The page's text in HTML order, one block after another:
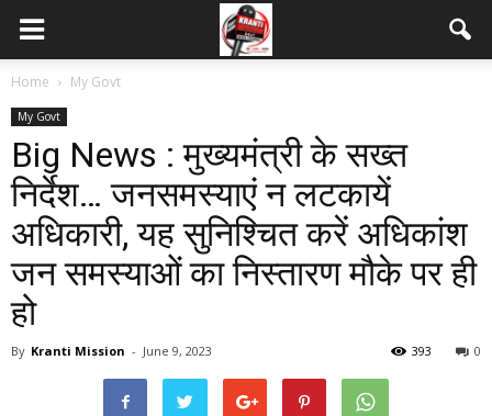
Home My Govt
My Govt
Big News : मुख्यमंत्री के सख्त
निर्देश… जनसमस्याएं न लटकायें
अधिकारी, यह सुनिश्चित करें अधिकांश
जन समस्याओं का निस्तारण मौके पर ही
हो
By Kranti Mission - June 9, 2023 0
393